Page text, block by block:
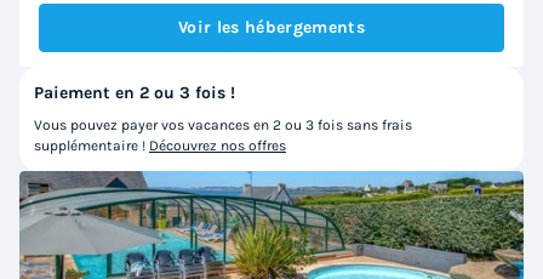
Voir les hébergements
Paiement en 2 ou 3 fois !
Vous pouvez payer vos vacances en 2 ou 3 fois sans frais
supplémentaire ! Découvrez nos offres